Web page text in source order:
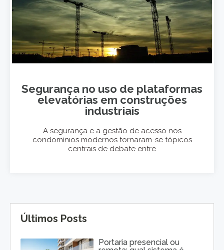
Segurança no uso de plataformas
elevatórias em construções
industriais
A segurança e a gestão de acesso nos
condomínios modernos tornaram-se tópicos
centrais de debate entre
Últimos Posts
Portaria presencial ou